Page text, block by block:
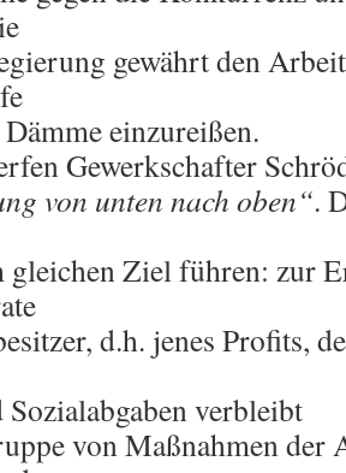
gewährt den
einzureißen.
Gewerkschafter
von unten nach oben“.
gleichen Ziel führen: zur
d.h. jenes Profits,
Sozialabgaben verbleibt
von Maßnahmen der